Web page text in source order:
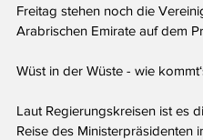
Freitag stehen noch die
Arabrischen Emirate auf dem
Wüst in der Wüste - wie
Laut Regierungskreisen ist es
Reise des Ministerpräsidenten